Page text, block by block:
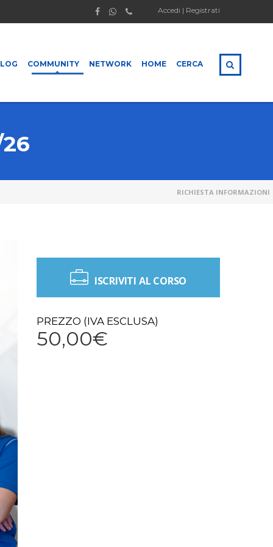
Accedi | Registrati
COMMUNITY NETWORK HOME CERCA
RICHIESTA INFORMAZIONI
ISCRIVITI AL CORSO
PREZZO (IVA ESCLUSA)
50,00€